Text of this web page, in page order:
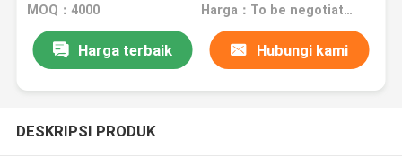
MOQ：4000 Harga：To be negotiated
Harga terbaik Hubungi kami
DESKRIPSI PRODUK